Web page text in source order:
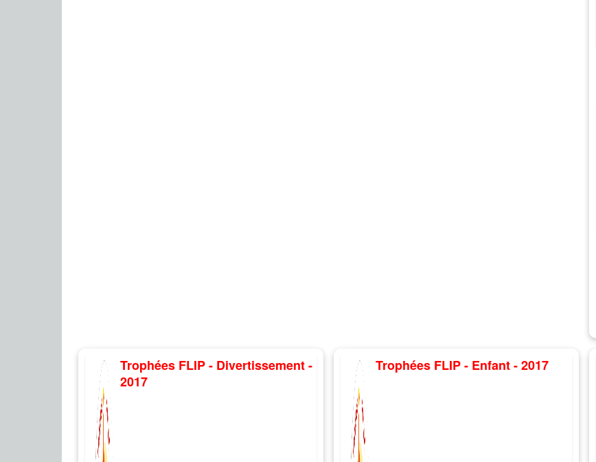
Trophées FLIP - Divertissement -
2017
Trophées FLIP - Enfant - 2017